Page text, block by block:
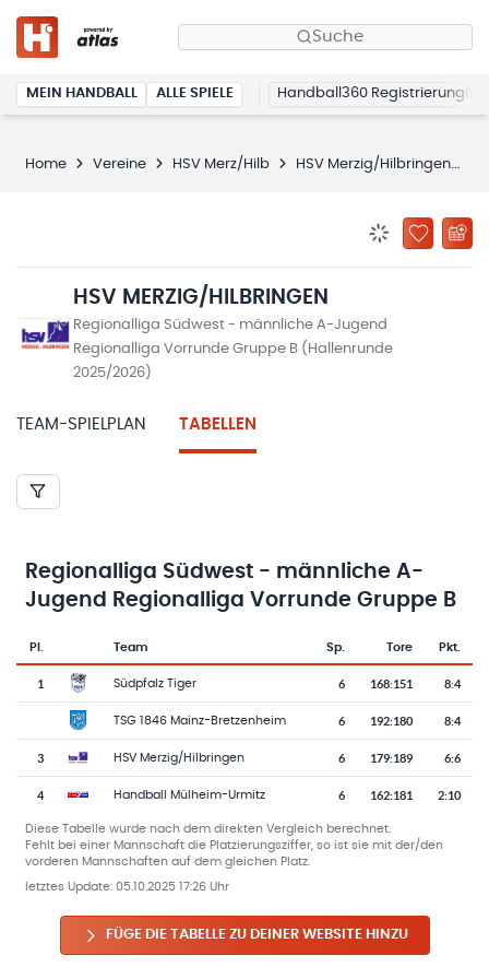
Suche
MEIN HANDBALL ALLE SPIELE Handball360 Registrierung
Home Vereine HSV Merz/Hilb HSV Merzig/Hilbringen
ZU
HSV MERZIG/HILBRINGEN
Regionalliga Südwest - männliche A-Jugend
Regionalliga Vorrunde Gruppe B (Hallenrunde
2025/2026)
TEAM-SPIELPLAN TABELLEN
Regionalliga Südwest - männliche A-
Jugend Regionalliga Vorrunde Gruppe B
Tabelle mit Vereinsplatzierungen, Spielen, Toren und Punkten
Pl.
Team-Logo
Team Sp. Tore Pkt.
1 Südpfalz Tiger 6 168:151 8:4
TSG 1846 Mainz-Bretzenheim 6 192:180 8:4
3 HSV Merzig/Hilbringen 6 179:189 6:6
4 Handball Mülheim-Urmitz 6 162:181 2:10
Diese Tabelle wurde nach dem direkten Vergleich berechnet.
Fehlt bei einer Mannschaft die Platzierungsziffer, so ist sie mit der/den
vorderen Mannschaften auf dem gleichen Platz.
letztes Update: 05.10.2025 17:26 Uhr
FÜGE DIE TABELLE ZU DEINER WEBSITE HINZU